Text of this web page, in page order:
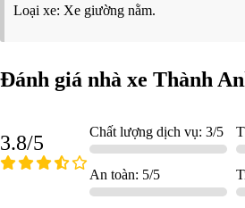
Loại xe: Xe giường nằm.
Đánh giá nhà xe Thành
3.8/5 Chất lượng dịch vụ: 3/5
An toàn: 5/5